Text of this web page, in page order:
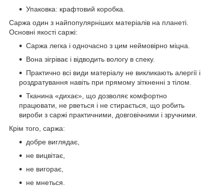
Упаковка: крафтовий коробка.
Саржа один з найпопулярніших матеріалів на планеті.
Основні якості саржі:
Саржа легка і одночасно з цим неймовірно міцна.
Вона зігріває і відводить вологу в спеку.
Практично всі види матеріалу не викликають алергії і
роздратування навіть при прямому зіткненні з тілом.
Тканина «дихає», що дозволяє комфортно
працювати, не рветься і не стирається, що робить
вироби з саржі практичними, довговічними і зручними.
Крім того, саржа:
добре виглядає,
не вицвітає,
не вигорає,
не мнеться.